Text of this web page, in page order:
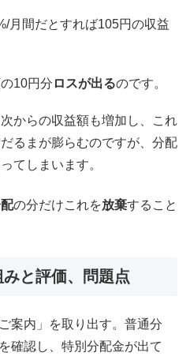
月間だとすれば105円の収益
10円分 ロスが出るのです。
からの収益額も増加し、これ
るまが膨らむのですが、分配
てしまいます。
の分だけこれを放棄すること
と評価、問題点
案内」を取り出す。普通分
確認し、特別分配金が出て